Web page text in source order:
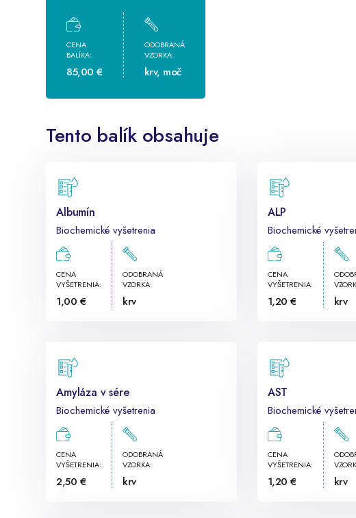
CENA
BALÍKA:
85,00 €
ODOBRANÁ
VZORKA:
krv, moč
Tento balík obsahuje
Albumín
Biochemické vyšetrenia
CENA
VYŠETRENIA:
1,00 €
ODOBRANÁ
VZORKA:
krv
ALP
Biochemické
CENA
VYŠETRENIA:
1,20 € krv
Amyláza v sére
Biochemické vyšetrenia
CENA
VYŠETRENIA:
2,50 €
ODOBRANÁ
VZORKA:
krv
AST
Biochemické
CENA
VYŠETRENIA:
1,20 € krv